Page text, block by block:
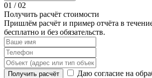
01 / 02
Получить расчёт стоимости
Пришлём расчёт и пример отчёта в
бесплатно и без обязательств.
Получить расчёт
Даю согласие на